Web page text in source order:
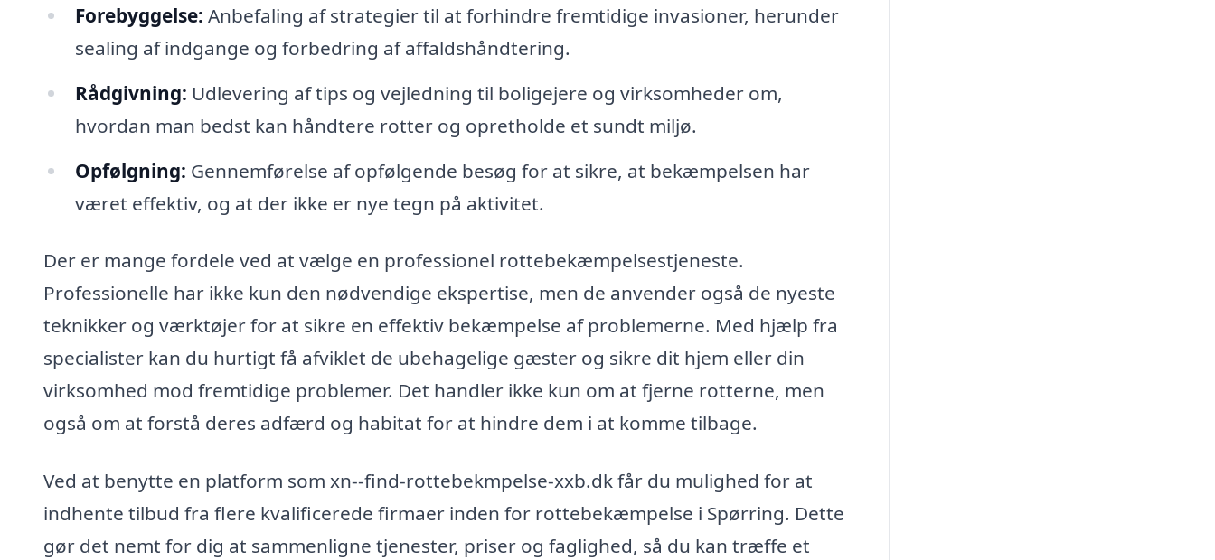
Forebyggelse: Anbefaling af strategier til at forhindre fremtidige invasioner, herunder
sealing af indgange og forbedring af affaldshåndtering.
Rådgivning: Udlevering af tips og vejledning til boligejere og virksomheder om,
hvordan man bedst kan håndtere rotter og opretholde et sundt miljø.
Opfølgning: Gennemførelse af opfølgende besøg for at sikre, at bekæmpelsen har
været effektiv, og at der ikke er nye tegn på aktivitet.
Der er mange fordele ved at vælge en professionel rottebekæmpelsestjeneste.
Professionelle har ikke kun den nødvendige ekspertise, men de anvender også de nyeste
teknikker og værktøjer for at sikre en effektiv bekæmpelse af problemerne. Med hjælp fra
specialister kan du hurtigt få afviklet de ubehagelige gæster og sikre dit hjem eller din
virksomhed mod fremtidige problemer. Det handler ikke kun om at fjerne rotterne, men
også om at forstå deres adfærd og habitat for at hindre dem i at komme tilbage.
Ved at benytte en platform som xn--find-rottebekmpelse-xxb.dk får du mulighed for at
indhente tilbud fra flere kvalificerede firmaer inden for rottebekæmpelse i Spørring. Dette
gør det nemt for dig at sammenligne tjenester, priser og faglighed, så du kan træffe et